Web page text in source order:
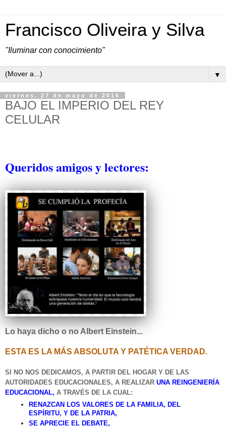
Francisco Oliveira y Silva
"Iluminar con conocimiento"
▼
viernes, 27 de mayo de 2016
BAJO EL IMPERIO DEL REY
CELULAR
Queridos amigos y lectores:
Lo haya dicho o no Albert Einstein...
ESTA ES LA MÁS ABSOLUTA Y PATÉTICA VERDAD.
SI NO NOS DEDI CAMOS, A PARTIR DEL HOGAR Y DE LAS
AUTORIDADES EDUCACIONALES, A REALIZAR UNA REINGENIERÍA
EDUCACIONAL, A TRAVÉS DE LA CUAL:
RENAZCAN LOS VALORES DE LA FAMILIA, DEL
ESPÍRITU, Y DE LA PATRIA,
SE APRECIE EL DEBATE,